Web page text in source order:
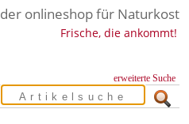
der onlineshop für Naturkost
Frische, die ankommt!
erweiterte Suche